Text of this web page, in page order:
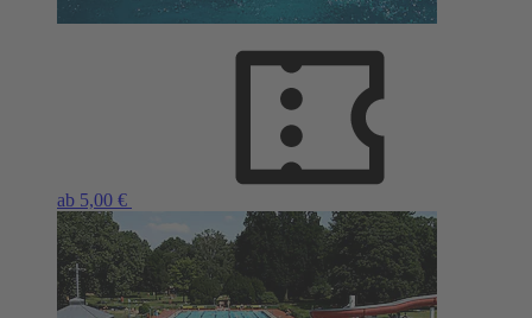
ab 5,00 €